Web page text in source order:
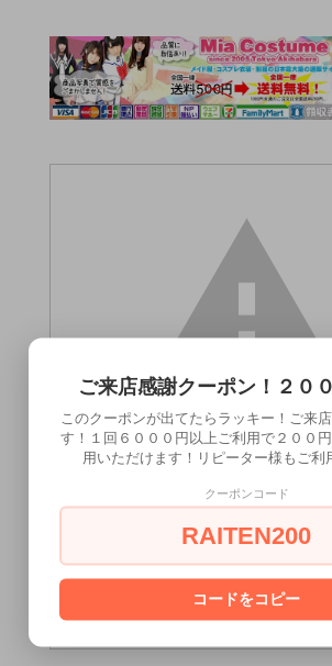
ショネイトラヴァー）は18歳未満
[ はい ] [ いいえ ]
ご来店感謝クーポン！２０
このクーポンが出てたらラッキー！ご来
す！１回６０００円以上ご利用で２００
用いただけます！リピーター様もご利
クーポンコード
RAITEN200
コードをコピー